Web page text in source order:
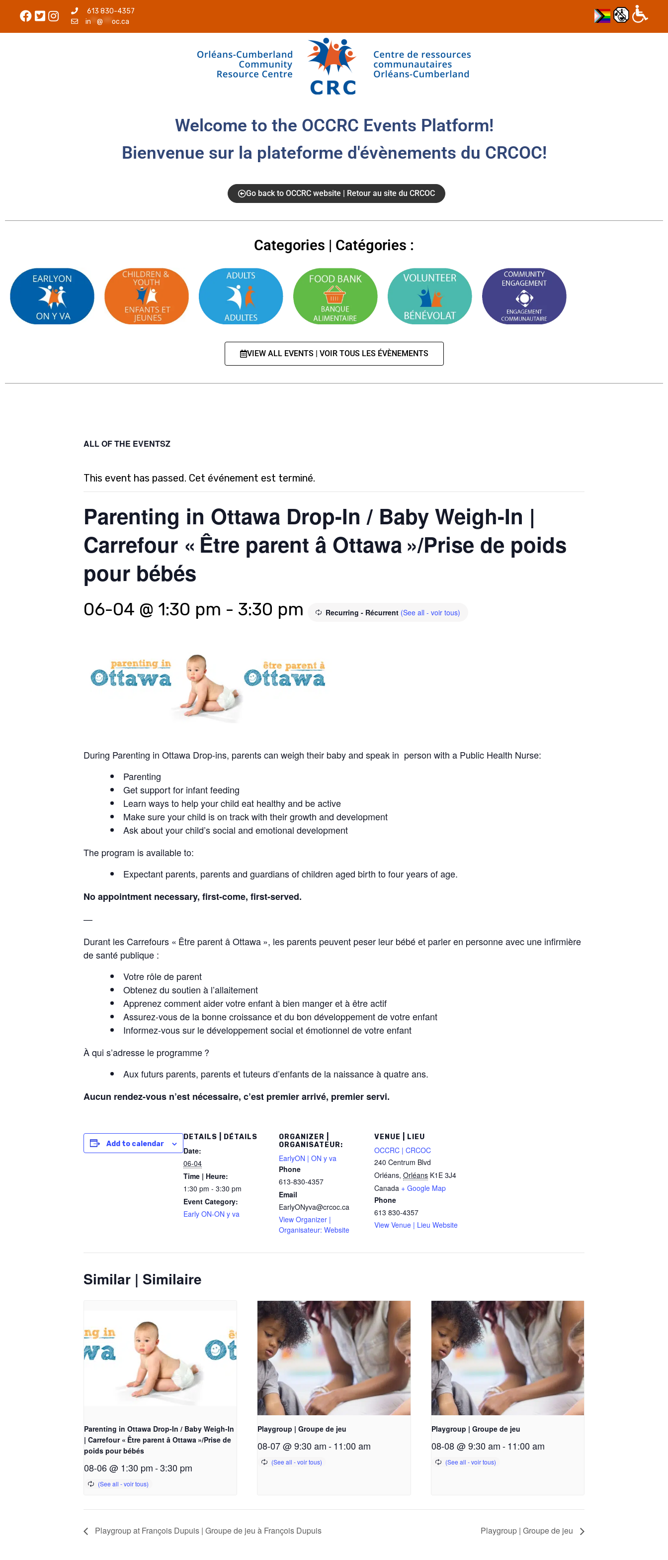
613 830-4357
in ** @ ***oc.ca
Welcome to the OCCRC Events Platform!
Bienvenue sur la plateforme d'évènements du CRCOC!
Go back to OCCRC website | Retour au site du CRCOC
Categories | Catégories :
VIEW ALL EVENTS | VOIR TOUS LES ÉVÈNEMENTS
ALL OF THE EVENTSZ
This event has passed. Cet événement est terminé.
Parenting in Ottawa Drop-In / Baby Weigh-In |
Carrefour « Être parent â Ottawa »/Prise de poids
pour bébés
06-04 @ 1:30 pm - 3:30 pm Recurring - Récurrent (See all - voir tous)
During Parenting in Ottawa Drop-ins, parents can weigh their baby and speak in person with a Public Health Nurse:
Parenting
Get support for infant feeding
Learn ways to help your child eat healthy and be active
Make sure your child is on track with their growth and development
Ask about your child’s social and emotional development
The program is available to:
Expectant parents, parents and guardians of children aged birth to four years of age.
No appointment necessary, first-come, first-served.
—
Durant les Carrefours « Être parent â Ottawa », les parents peuvent peser leur bébé et parler en personne avec une infirmière
de santé publique :
Votre rôle de parent
Obtenez du soutien à l’allaitement
Apprenez comment aider votre enfant à bien manger et à être actif
Assurez-vous de la bonne croissance et du bon développement de votre enfant
Informez-vous sur le développement social et émotionnel de votre enfant
À qui s’adresse le programme ?
Aux futurs parents, parents et tuteurs d’enfants de la naissance à quatre ans.
Aucun rendez-vous n’est nécessaire, c’est premier arrivé, premier servi.
Add to calendar
DETAILS | DÉTAILS
Date:
06-04
Time | Heure:
1:30 pm - 3:30 pm
Event Category:
Early ON-ON y va
ORGANIZER |
ORGANISATEUR:
EarlyON | ON y va
Phone
613-830-4357
Email
EarlyONyva@crcoc.ca
View Organizer |
Organisateur: Website
VENUE | LIEU
OCCRC | CRCOC
240 Centrum Blvd
Orléans, Orléans K1E 3J4
Canada + Google Map
Phone
613 830-4357
View Venue | Lieu Website
Similar | Similaire
Parenting in Ottawa Drop-In / Baby Weigh-In
| Carrefour « Être parent â Ottawa »/Prise de
poids pour bébés
08-06 @ 1:30 pm-3:30 pm
Playgroup | Groupe de jeu
08-07 @ 9:30 am -11:00 am
Playgroup | Groupe de jeu
08-08 @ 9:30 am-11:00 am
Playgroup at François Dupuis | Groupe de jeu à François Dupuis Playgroup | Groupe de jeu